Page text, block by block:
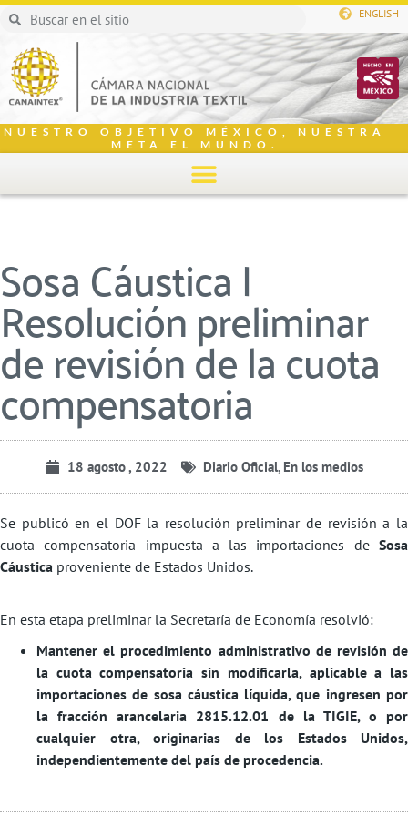
ENGLISH
NUESTRO OBJETIVO MÉXICO, NUESTRA
META EL MUNDO.
Sosa Cáustica |
Resolución preliminar
de revisión de la cuota
compensatoria
18 agosto , 2022 Diario Oficial, En los medios
Se publicó en el DOF la resolución preliminar de revisión a la
cuota compensatoria impuesta a las importaciones deSosa
Cáustica proveniente de Estados Unidos.
En esta etapa preliminar la Secretaría de Economía resolvió:
Mantener el procedimiento administrativo de revisión de
la cuota compensatoria sin modificarla, aplicable a las
importaciones de sosa cáustica líquida, que ingresen por
la fracción arancelaria 2815.12.01 de la TIGIE, o por
cualquier otra, originarias de los Estados Unidos,
independientemente del país de procedencia.